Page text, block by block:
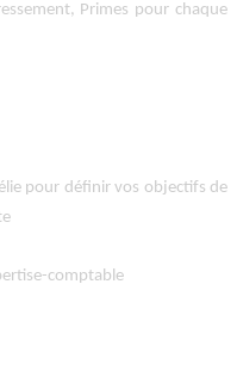
Primes pour chaque
pour définir vos objectifs de
comptable